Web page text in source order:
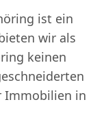
ist ein
wir als
keinen
Immobilien in